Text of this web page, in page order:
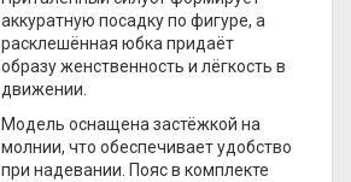
аккуратную посадку по фигуре, а
расклешённая юбка придаёт
образу женственность и лёгкость в
движении.
Модель оснащена застёжкой на
молнии, что обеспечивает удобство
при надевании. Пояс в комплекте